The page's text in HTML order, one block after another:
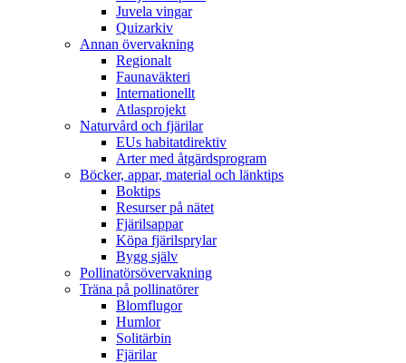
Juvela vingar
Quizarkiv
Annan övervakning
Regionalt
Faunaväkteri
Internationellt
Atlasprojekt
Naturvård och fjärilar
EUs habitatdirektiv
Arter med åtgärdsprogram
Böcker, appar, material och länktips
Boktips
Resurser på nätet
Fjärilsappar
Köpa fjärilsprylar
Bygg själv
Pollinatörsövervakning
Träna på pollinatörer
Blomflugor
Humlor
Solitärbin
Fjärilar